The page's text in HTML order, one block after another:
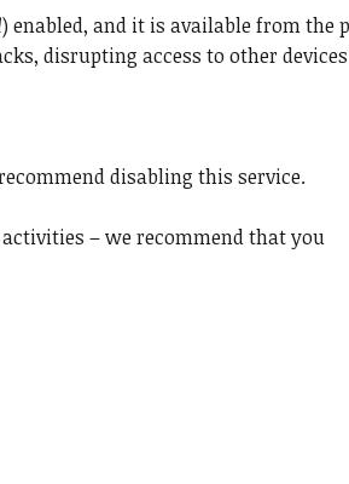
) enabled, and it is available from the
disrupting access to other
disabling this service.
– we recommend that you